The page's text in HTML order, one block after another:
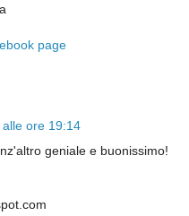
page
ore 19:14
geniale e buonissimo!